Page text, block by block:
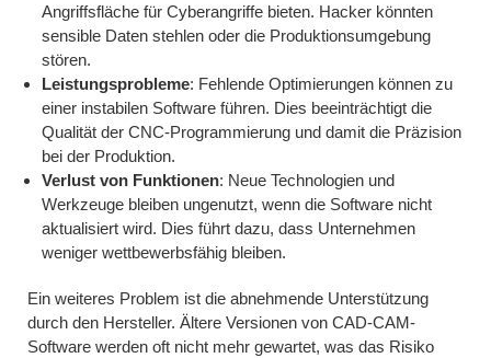
Angriffsfläche für Cyberangriffe bieten. Hacker könnten
sensible Daten stehlen oder die Produktionsumgebung
stören.
Leistungsprobleme: Fehlende Optimierungen können zu
einer instabilen Software führen. Dies beeinträchtigt die
Qualität der CNC-Programmierung und damit die Präzision
bei der Produktion.
Verlust von Funktionen: Neue Technologien und
Werkzeuge bleiben ungenutzt, wenn die Software nicht
aktualisiert wird. Dies führt dazu, dass Unternehmen
weniger wettbewerbsfähig bleiben.
Ein weiteres Problem ist die abnehmende Unterstützung
durch den Hersteller. Ältere Versionen von CAD-CAM-
Software werden oft nicht mehr gewartet, was das Risiko